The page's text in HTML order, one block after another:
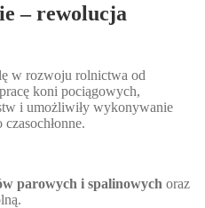
– rewolucja
w rozwoju rolnictwa od
koni pociągowych,
i umożliwiły wykonywanie
parowych i spalinowych oraz